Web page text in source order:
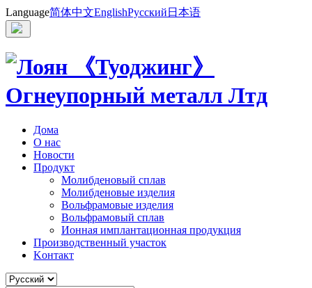
Language简体中文EnglishРусский 日本语
Дома
О нас
Новости
Продукт
Молибденовый сплав
Молибденовые изделия
Вольфрамовые изделия
Вольфрамовый сплав
Ионная имплантационная продукция
Производственный участок
Kонтакт